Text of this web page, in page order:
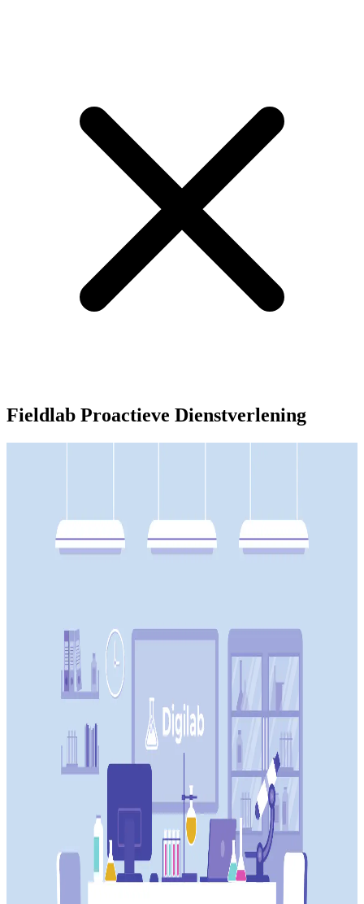
Fieldlab Proactieve Dienstverlening